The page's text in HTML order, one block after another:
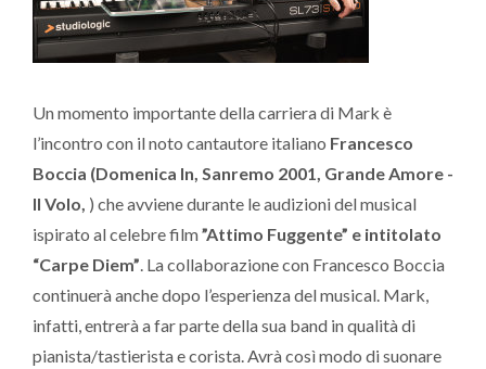
Un momento importante della carriera di Mark è
l’incontro con il noto cantautore italiano Francesco
Boccia (Domenica In, Sanremo 2001, Grande Amore -
Il Volo, ) che avviene durante le audizioni del musical
ispirato al celebre film”Attimo Fuggente” e intitolato
“Carpe Diem” . La collaborazione con Francesco Boccia
continuerà anche dopo l’esperienza del musical. Mark,
infatti, entrerà a far parte della sua band in qualità di
pianista/tastierista e corista. Avrà così modo di suonare